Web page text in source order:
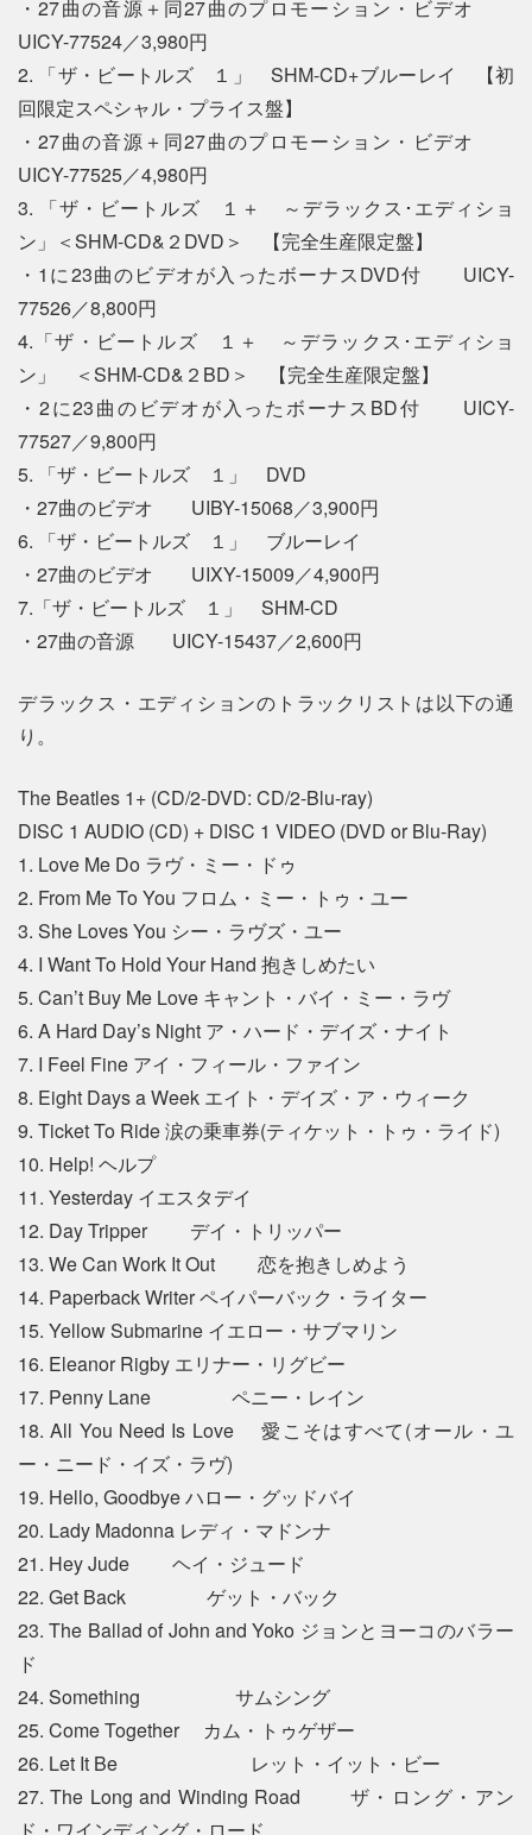
・27曲の音源＋同27曲のプロモーション・ビデオ
UICY-77524／3,980円
2. 「ザ・ビートルズ １」 SHM-CD+ブルーレイ 【初
回限定スペシャル・プライス盤】
・27曲の音源＋同27曲のプロモーション・ビデオ
UICY-77525／4,980円
3. 「ザ・ビートルズ １＋ ～デラックス･エディショ
ン」＜SHM-CD&２DVD＞ 【完全生産限定盤】
・1に23曲のビデオが入ったボーナスDVD付 UICY-
77526／8,800円
4.「ザ・ビートルズ １＋ ～デラックス･エディショ
ン」 ＜SHM-CD&２BD＞ 【完全生産限定盤】
・2に23曲のビデオが入ったボーナスBD付 UICY-
77527／9,800円
5. 「ザ・ビートルズ １」 DVD
・27曲のビデオ UIBY-15068／3,900円
6. 「ザ・ビートルズ １」 ブルーレイ
・27曲のビデオ UIXY-15009／4,900円
7.「ザ・ビートルズ １」 SHM-CD
・27曲の音源 UICY-15437／2,600円
デラックス・エディションのトラックリストは以下の通
り。
The Beatles 1+ (CD/2-DVD: CD/2-Blu-ray)
DISC 1 AUDIO (CD) + DISC 1 VIDEO (DVD or Blu-Ray)
1. Love Me Do ラヴ・ミー・ドゥ
2. From Me To You フロム・ミー・トゥ・ユー
3. She Loves You シー・ラヴズ・ユー
4. I Want To Hold Your Hand 抱きしめたい
5. Can’t Buy Me Love キャント・バイ・ミー・ラヴ
6. A Hard Day’s Night ア・ハード・デイズ・ナイト
7. I Feel Fine アイ・フィール・ファイン
8. Eight Days a Week エイト・デイズ・ア・ウィーク
9. Ticket To Ride 涙の乗車券(ティケット・トゥ・ライド)
10. Help! ヘルプ
11. Yesterday イエスタデイ
12. Day Tripper デイ・トリッパー
13. We Can Work It Out 恋を抱きしめよう
14. Paperback Writer ペイパーバック・ライター
15. Yellow Submarine イエロー・サブマリン
16. Eleanor Rigby エリナー・リグビー
17. Penny Lane ペニー・レイン
18. All You Need Is Love 愛こそはすべて(オール・ユ
ー・ニード・イズ・ラヴ)
19. Hello, Goodbye ハロー・グッドバイ
20. Lady Madonna レディ・マドンナ
21. Hey Jude ヘイ・ジュード
22. Get Back ゲット・バック
23. The Ballad of John and Yoko ジョンとヨーコのバラー
ド
24. Something サムシング
25. Come Together カム・トゥゲザー
26. Let It Be レット・イット・ビー
27. The Long and Winding Road ザ・ロング・アン
ド・ワインディング・ロード